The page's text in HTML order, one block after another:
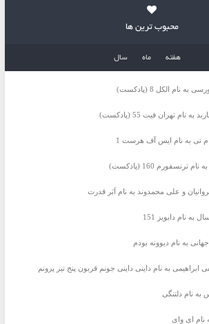
محبوب ترین ها
هفته ماه سال
نام الکل 8 (پادکست)
نام تهران فیت 55 (پادکست)
تی به نام ایس آف هرست 1
160 (پادکست)
و علی محمدوند به نام اَبَر قدرت
نام دابویز 151
به نام دیوونه بودم
به نام داینی داینی جونم قربون پنج تیر پرونم
به نام دلتنگی
نام ای وای